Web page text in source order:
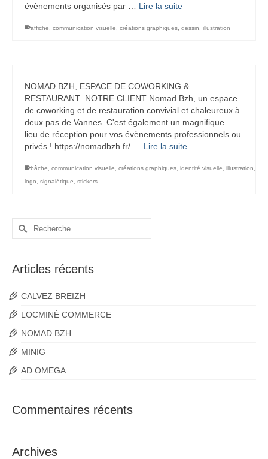
évènements organisés par … Lire la suite
affiche communication visuelle créations graphiques dessin illustration
NOMAD BZH, ESPACE DE COWORKING &
RESTAURANT NOTRE CLIENT Nomad Bzh, un espace
de coworking et de restauration convivial et chaleureux à
deux pas de Vannes. C'est également un magnifique
lieu de réception pour vos évènements professionnels ou
privés ! https://nomadbzh.fr/ … Lire la suite
bâche communication visuelle créations graphiques identité visuelle illustration
logo
signalétique stickers
Rechercher :
Articles récents
CALVEZ BREIZH
LOCMINÉ COMMERCE
NOMAD BZH
MINIG
AD OMEGA
Commentaires récents
Archives